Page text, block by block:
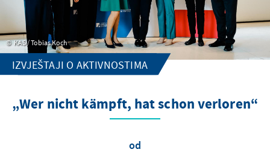
KAS / Tobias Koch
IZVJEŠTAJI O AKTIVNOSTIMA
„Wer nicht kämpft, hat schon verloren“
od